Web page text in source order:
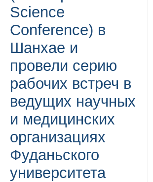
Science
Conference) в
Шанхае и
провели серию
рабочих встреч в
ведущих научных
и медицинских
организациях
Фуданьского
университета